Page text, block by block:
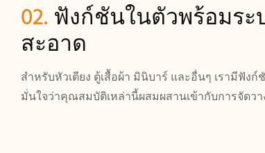
02.ฟังก์ชันในตัวพร้อมร
สะอาด
สำหรับหัวเตียง ตู้เสื้อผ้า มินิบาร์ และอื่นๆ เรามีฟัง
มั่นใจว่าคุณสมบัติเหล่านี้ผสมผสานเข้ากับการจัดว